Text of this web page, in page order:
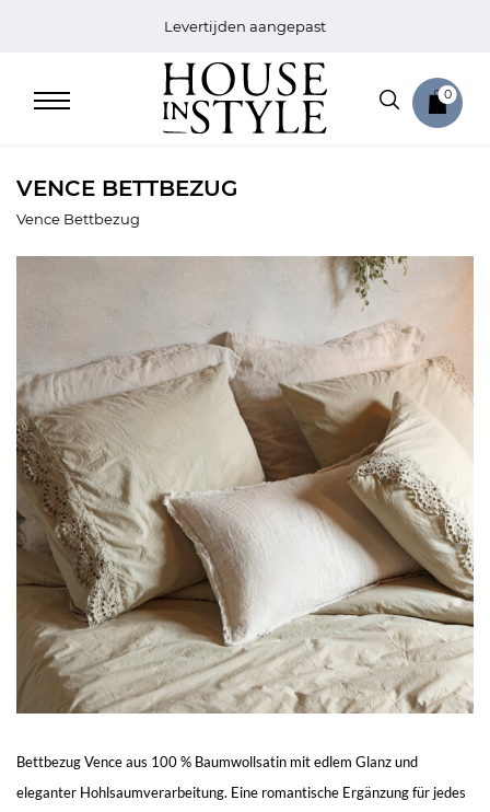
Levertijden aangepast
0
Home
Sale
Bath
Sale
Living
Sale
Mein
Konto
Kundendienst
VENCE BETTBEZUG
Vence Bettbezug
Bettbezug Vence aus 100 % Baumwollsatin mit edlem Glanz und
eleganter Hohlsaumverarbeitung. Eine romantische Ergänzung für jedes